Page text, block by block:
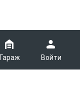
Гараж Войти